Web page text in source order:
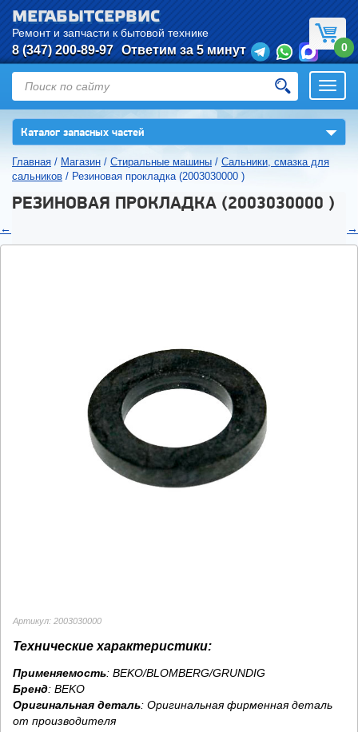
МЕГАБЫТСЕРВИС
Ремонт и запчасти к бытовой технике
8 (347) 200-89-97 Ответим за 5 минут 0
Каталог запасных частей ▼
Главная / Магазин / Стиральные машины / Сальники, смазка для
сальников / Резиновая прокладка (2003030000 )
РЕЗИНОВАЯ ПРОКЛАДКА (2003030000 )
← →
Артикул: 2003030000
Технические характеристики:
Применяемость: BEKO/BLOMBERG/GRUNDIG
Бренд: BEKO
Оригинальная деталь: Оригинальная фирменная деталь
от производителя